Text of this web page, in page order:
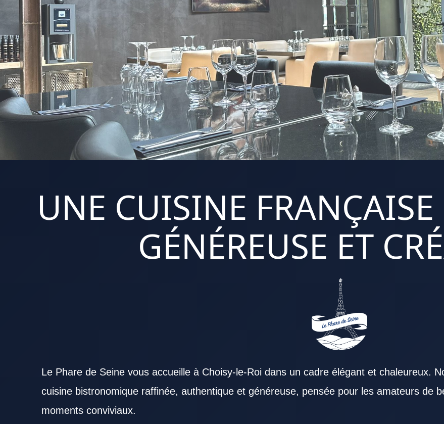
UNE CUISINE
GÉNÉREUSE ET
Le Phare de Seine vous accueille à Choisy-le-Roi dans un cadre élégant et chaleureux.
cuisine bistronomique raffinée, authentique et généreuse, pensée pour les amateurs de
moments conviviaux.